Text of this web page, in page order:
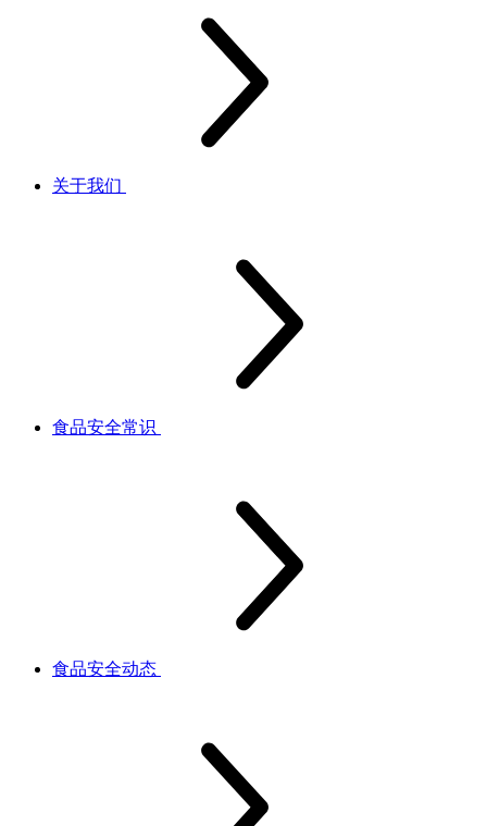
关于我们
食品安全常识
食品安全动态